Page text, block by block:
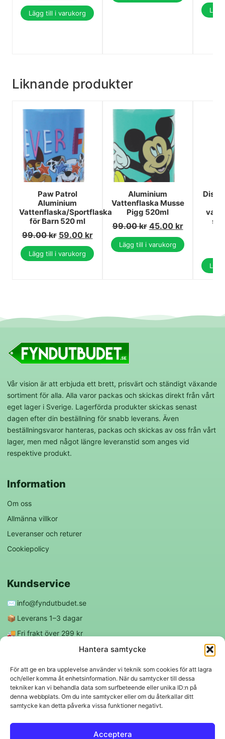
Hantera samtycke
För att ge en bra upplevelse använder vi teknik som cookies för att lagra
och/eller komma åt enhetsinformation. När du samtycker till dessa
tekniker kan vi behandla data som surfbeteende eller unika ID:n på
denna webbplats. Om du inte samtycker eller om du återkallar ditt
samtycke kan detta påverka vissa funktioner negativt.
Acceptera
Lägg till i varukorg
Liknande produkter
Paw Patrol
Aluminium
Vattenflaska/Sportflaska
för Barn 520 ml
99.00kr 59.00 kr
Lägg till i varukorg
Aluminium
Vattenflaska Musse
Pigg 520ml
99.00kr 45.00 kr
Lägg till i varukorg
Vår vision är att erbjuda ett brett, prisvärt och ständigt växande
sortiment för alla. Alla varor packas och skickas direkt från vårt
eget lager i Sverige. Lagerförda produkter skickas senast
dagen efter din beställning för snabb leverans. Även
beställningsvaror hanteras, packas och skickas av oss från vårt
lager, men med något längre leveranstid som anges vid
respektive produkt.
Information
Om oss
Allmänna villkor
Leveranser och returer
Cookiepolicy
Kundservice
✉️ info@fyndutbudet.se
📦 Leverans 1–3 dagar
🚚 Fri frakt över 299 kr
Följ oss
f ◎